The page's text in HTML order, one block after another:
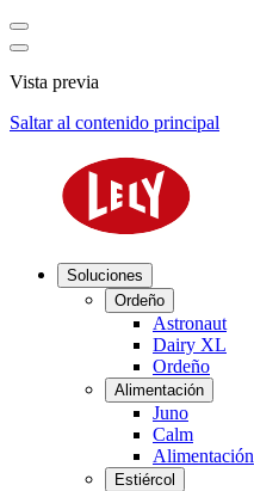
Vista previa
Saltar al contenido principal
Soluciones
Ordeño
Astronaut
Dairy XL
Ordeño
Alimentación
Juno
Calm
Alimentación
Estiércol